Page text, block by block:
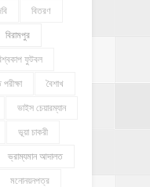
বিতরণ
বিরামপুর
ফুটবল
বৈশাখ
ভাইস চেয়ারম্যান
ভূয়া চাকরী
ভ্রাম্যমান আদালত
মনোনয়নপত্র